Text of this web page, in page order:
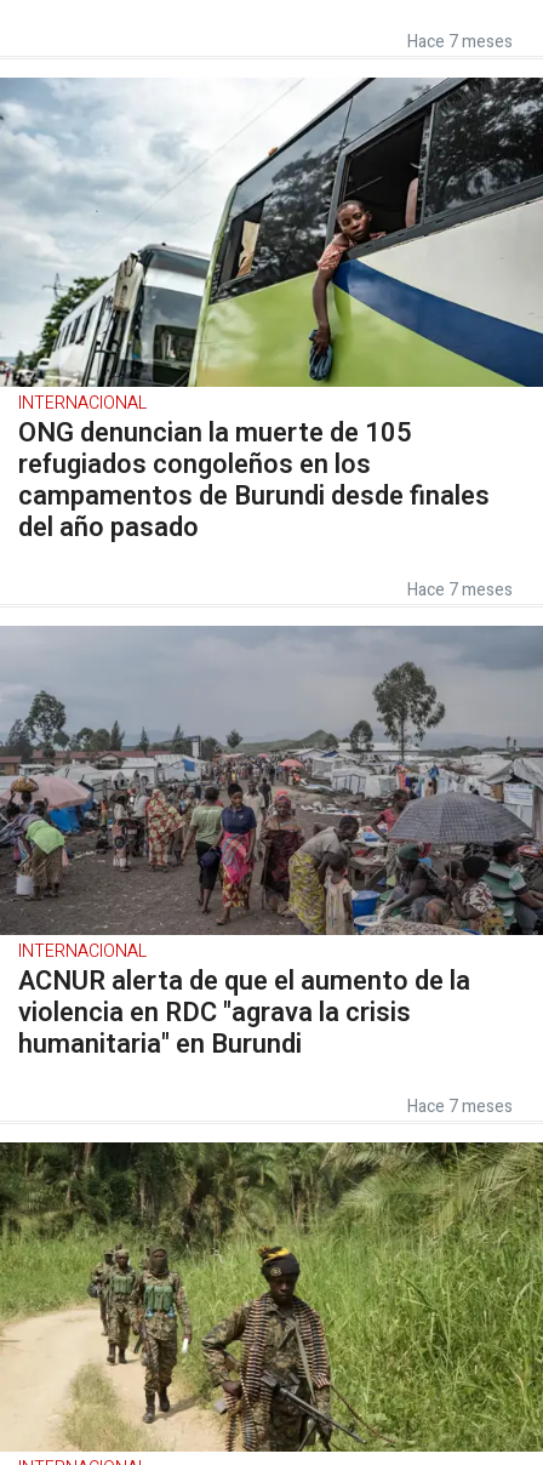
Hace 7 meses
INTERNACIONAL
ONG denuncian la muerte de 105
refugiados congoleños en los
campamentos de Burundi desde finales
del año pasado
Hace 7 meses
INTERNACIONAL
ACNUR alerta de que el aumento de la
violencia en RDC "agrava la crisis
humanitaria" en Burundi
Hace 7 meses